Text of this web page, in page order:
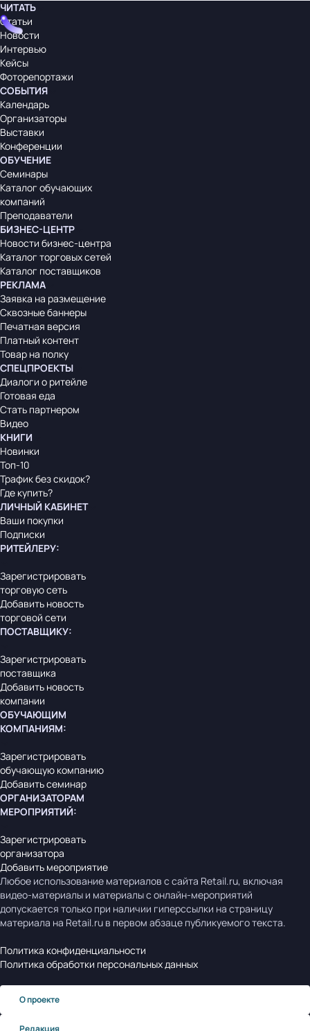
ЧИТАТЬ
Статьи
Новости
Интервью
Кейсы
Фоторепортажи
СОБЫТИЯ
Календарь
Организаторы
Выставки
Конференции
ОБУЧЕНИЕ
Семинары
Каталог обучающих
компаний
Преподаватели
БИЗНЕС-ЦЕНТР
Новости бизнес-центра
Каталог торговых сетей
Каталог поставщиков
РЕКЛАМА
Заявка на размещение
Сквозные баннеры
Печатная версия
Платный контент
Товар на полку
СПЕЦПРОЕКТЫ
Диалоги о ритейле
Готовая еда
Стать партнером
Видео
КНИГИ
Новинки
Топ-10
Трафик без скидок?
Где купить?
ЛИЧНЫЙ КАБИНЕТ
Ваши покупки
Подписки
РИТЕЙЛЕРУ:
Зарегистрировать
торговую сеть
Добавить новость
торговой сети
ПОСТАВЩИКУ:
Зарегистрировать
поставщика
Добавить новость
компании
ОБУЧАЮЩИМ
КОМПАНИЯМ:
Зарегистрировать
обучающую компанию
Добавить семинар
ОРГАНИЗАТОРАМ
МЕРОПРИЯТИЙ:
Зарегистрировать
организатора
Добавить мероприятие
Любое использование материалов с сайта Retail.ru, включая
видео-материалы и материалы с онлайн-мероприятий
допускается только при наличии гиперссылки на страницу
материала на Retail.ru в первом абзаце публикуемого текста.
Политика конфиденциальности
Политика обработки персональных данных
О проекте